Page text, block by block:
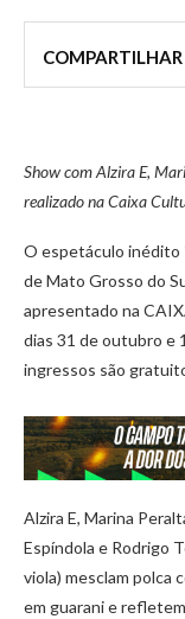
COMPARTILHAR
Show com Alzira E,
realizado na Caixa
O espetáculo inédito
de Mato Grosso do
apresentado na
dias 31 de outubro e
ingressos são
Alzira E, Marina
Espíndola e Rodrigo
viola) mesclam polca
em guarani e